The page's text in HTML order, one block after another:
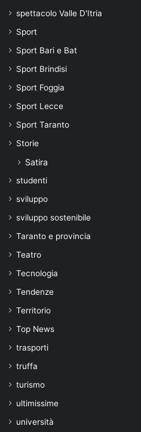
spettacolo Valle D'Itria
Sport
Sport Bari e Bat
Sport Brindisi
Sport Foggia
Sport Lecce
Sport Taranto
Storie
Satira
studenti
sviluppo
sviluppo sostenibile
Taranto e provincia
Teatro
Tecnologia
Tendenze
Territorio
Top News
trasporti
truffa
turismo
ultimissime
università